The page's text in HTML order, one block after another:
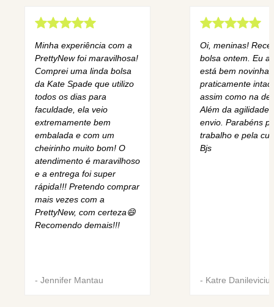
Minha experiência com a
PrettyNew foi maravilhosa!
Comprei uma linda bolsa
da Kate Spade que utilizo
todos os dias para
faculdade, ela veio
extremamente bem
embalada e com um
cheirinho muito bom! O
atendimento é maravilhoso
e a entrega foi super
rápida!!! Pretendo comprar
mais vezes com a
PrettyNew, com certeza😄
Recomendo demais!!!
- Jennifer Mantau
Oi, meninas!
bolsa ontem. Eu
está bem novinha,
praticamente
assim como na
Além da agilidade
envio. Parabéns
trabalho e pela
Bjs
- Katre Danilevicius